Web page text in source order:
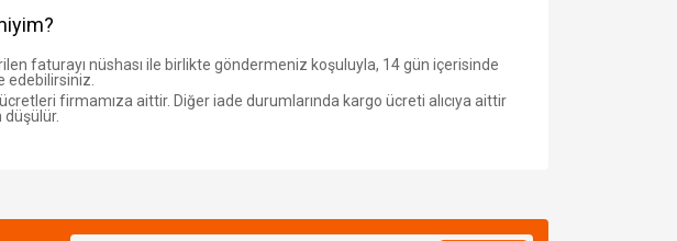
faturayı nüshası ile birlikte göndermeniz koşuluyla, 14 gün içerisinde
edebilirsiniz.
firmamıza aittir. Diğer iade durumlarında kargo ücreti alıcıya aittir